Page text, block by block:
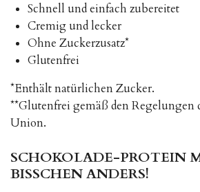
Schnell und einfach zubereitet
Cremig und lecker
Ohne Zuckerzusatz*
Glutenfrei
*Enthält natürlichen Zucker.
**Glutenfrei gemäß den Regelungen
Union.
SCHOKOLADE-PROTEIN
BISSCHEN ANDERS!